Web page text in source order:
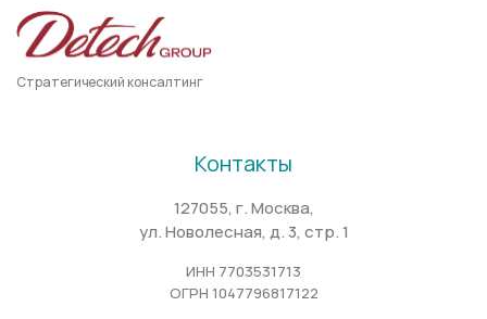
Стратегический консалтинг
Контакты
127055, г. Москва,
ул. Новолесная, д. 3, стр. 1
ИНН 7703531713
ОГРН 1047796817122